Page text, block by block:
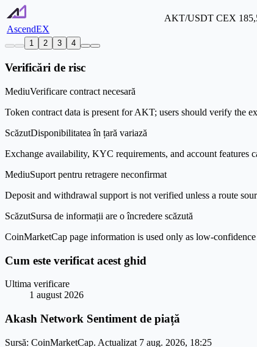
AscendEX
AKT/USDT CEX
1 2 3 4
Verificări de risc
MediuVerificare contract necesară
Token contract data is present for AKT; users should verify the
ScăzutDisponibilitatea în țară variază
Exchange availability, KYC requirements, and account features
MediuSuport pentru retragere neconfirmat
Deposit and withdrawal support is not verified unless a route
ScăzutSursa de informații are o încredere scăzută
CoinMarketCap page information is used only as low-
Cum este verificat acest ghid
Ultima verificare
1 august 2026
Akash Network Sentiment de piață
Sursă: CoinMarketCap. Actualizat 7 aug. 2026, 18:25